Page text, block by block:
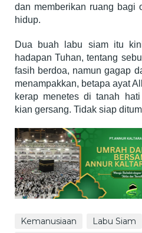
dan memberikan ruang bagi
hidup.
Dua buah labu siam itu
hadapan Tuhan, tentang
fasih berdoa, namun gagap
menampakkan, betapa ayat
kerap menetes di tanah
kian gersang. Tidak siap
Kemanusiaan
Labu Siam